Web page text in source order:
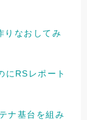
りなおしてみ
にRSレポート
ナ基台を組み